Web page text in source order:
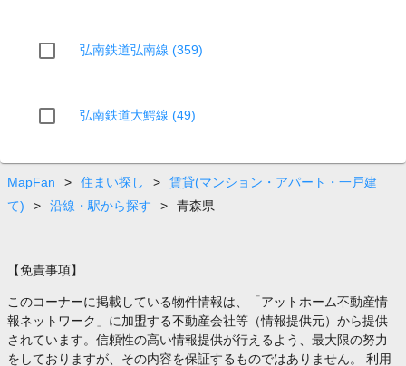
弘南鉄道弘南線 (359)
弘南鉄道大鰐線 (49)
MapFan > 住まい探し >
賃貸(マンション・アパート・一戸建
て)
> 沿線・駅から探す > 青森県
【免責事項】
このコーナーに掲載している物件情報は、「アットホーム不動産情
報ネットワーク」に加盟する不動産会社等（情報提供元）から提供
されています。信頼性の高い情報提供が行えるよう、最大限の努力
をしておりますが、その内容を保証するものではありません。 利用